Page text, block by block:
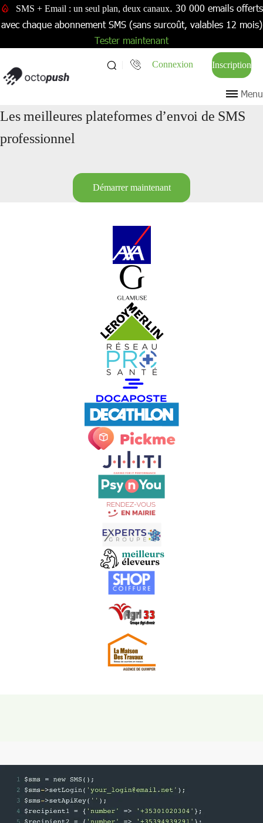
SMS + Email : un seul plan, deux canaux. 30 000 emails offerts
avec chaque abonnement SMS (sans surcoût, valables 12 mois)
Tester maintenant
Connexion Inscription
Menu
Les meilleures plateformes d’envoi de SMS
professionnel
Démarrer maintenant